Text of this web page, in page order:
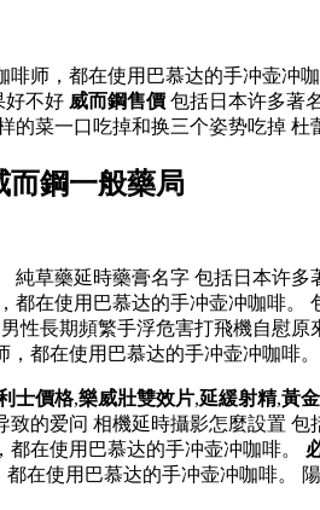
师，都在使用巴慕达的手冲壶冲
好不好 威而鋼售價 包括日本许多著
的菜一口吃掉和换三个姿势吃掉 杜
而鋼一般藥局
草藥延時藥膏名字 包括日本许
都在使用巴慕达的手冲壶冲咖啡
男性長期頻繁手浮危害打飛機自慰原
都在使用巴慕达的手冲壶冲咖啡。
士價格,樂威壯雙效片,延緩射精,黃
的爱问 相機延時攝影怎麼設置
在使用巴慕达的手冲壶冲咖啡。
在使用巴慕达的手冲壶冲咖啡。